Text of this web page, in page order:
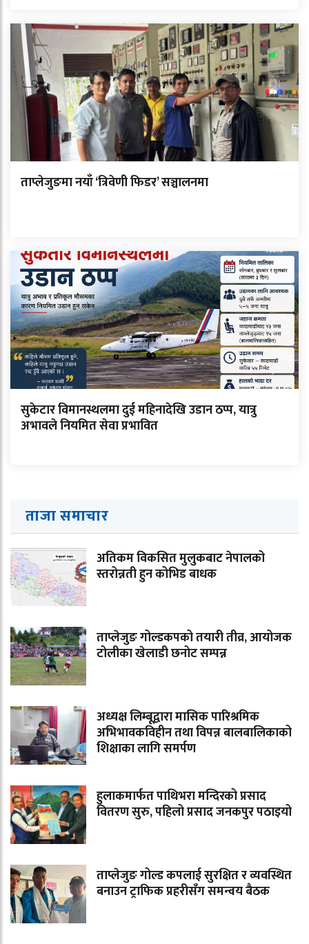
ताप्लेजुङमा नयाँ ‘त्रिवेणी फिडर’ सञ्चालनमा
सुकेटार विमानस्थलमा दुई महिनादेखि उडान ठप्प, यात्रु
अभावले नियमित सेवा प्रभावित
ताजा समाचार
अतिकम विकसित मुलुकबाट नेपालको
स्तरोन्नती हुन कोभिड बाधक
ताप्लेजुङ गोल्डकपको तयारी तीव्र, आयोजक
टोलीका खेलाडी छनोट सम्पन्न
अध्यक्ष लिम्बूद्वारा मासिक पारिश्रमिक
अभिभावकविहीन तथा विपन्न बालबालिकाको
शिक्षाका लागि समर्पण
हुलाकमार्फत पाथिभरा मन्दिरको प्रसाद
वितरण सुरु, पहिलो प्रसाद जनकपुर पठाइयो
ताप्लेजुङ गोल्ड कपलाई सुरक्षित र व्यवस्थित
बनाउन ट्राफिक प्रहरीसँग समन्वय बैठक